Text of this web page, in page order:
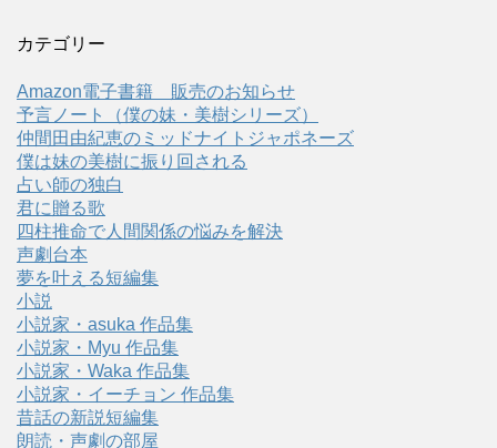
カテゴリー
Amazon電子書籍 販売のお知らせ
予言ノート（僕の妹・美樹シリーズ）
仲間田由紀恵のミッドナイトジャポネーズ
僕は妹の美樹に振り回される
占い師の独白
君に贈る歌
四柱推命で人間関係の悩みを解決
声劇台本
夢を叶える短編集
小説
小説家・asuka 作品集
小説家・Myu 作品集
小説家・Waka 作品集
小説家・イーチョン 作品集
昔話の新説短編集
朗読・声劇の部屋